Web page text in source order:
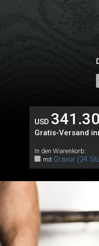
USD 341.30
Gratis-Versand
In den Warenkorb:
mit Gravur (24